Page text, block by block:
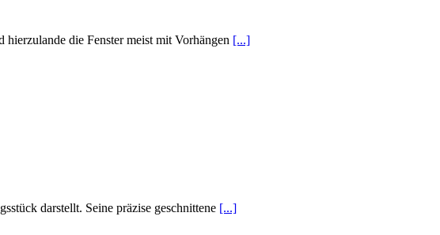
die Fenster meist mit Vorhängen [...]
darstellt. Seine präzise geschnittene [...]